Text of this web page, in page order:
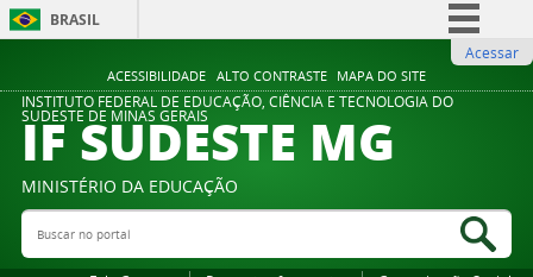
ACESSIBILIDADE ALTO CONTRASTE MAPA DO SITE
BRASIL
Comunica BR
Participe
Legislação
Acessar
INSTITUTO FEDERAL DE EDUCAÇÃO, CIÊNCIA E TECNOLOGIA DO
SUDESTE DE MINAS GERAIS
IF SUDESTE MG
MINISTÉRIO DA EDUCAÇÃO
Buscar no portal